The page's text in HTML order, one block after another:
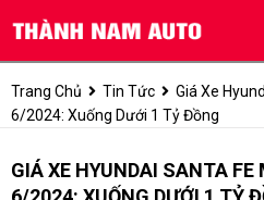
Trang Chủ Tin Tức
Giá Xe
6/2024: Xuống Dưới 1 Tỷ Đồng
GIÁ XE HYUNDAI SANTA